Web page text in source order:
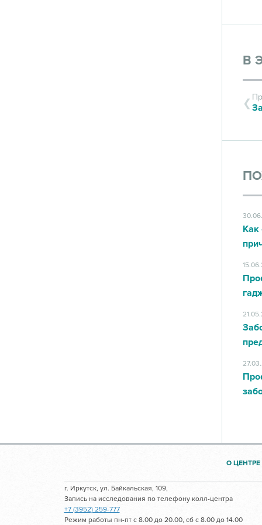
В
Как
О ЦЕНТРЕ
г. Иркутск, ул. Байкальская, 109,
Запись на исследования по телефону колл-центра
+7 (3952) 259-777
Режим работы пн-пт с 8.00 до 20.00, сб с 8.00 до 14.00